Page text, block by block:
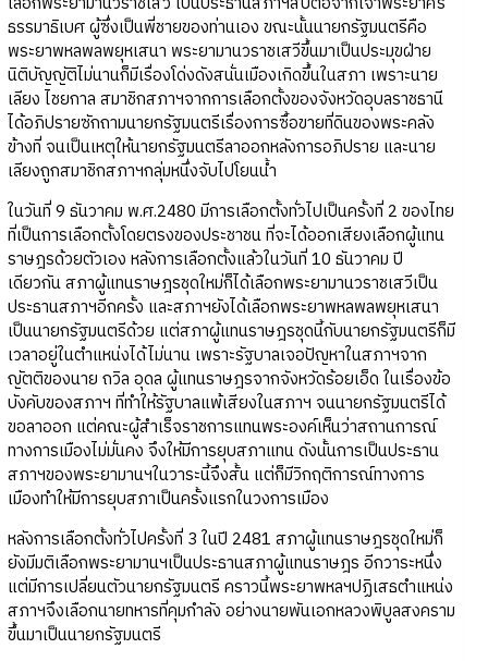
ธรรมาธิเบศ ผู้ซึ่งเป็นพี่ชายของท่านเอง ขณะนั้นนายกรัฐมนตรีคือ
พระยาพหลพลพยุหเสนา พระยามานวราชเสวีขึ้นมาเป็นประมุขฝ่าย
นิติบัญญัติไม่นานก็มีเรื่องโด่งดังสนั่นเมืองเกิดขึ้นในสภา เพราะนาย
เลียง ไชยกาล สมาชิกสภาฯจากการเลือกตั้งของจังหวัดอุบลราชธานี
ได้อภิปรายซักถามนายกรัฐมนตรีเรื่องการซื้อขายที่ดินของพระคลัง
ข้างที่ จนเป็นเหตุให้นายกรัฐมนตรีลาออกหลังการอภิปราย และนาย
เลียงถูกสมาชิกสภาฯกลุ่มหนึ่งจับไปโยนน้ำ
ในวันที่ 9 ธันวาคม พ.ศ.2480 มีการเลือกตั้งทั่วไปเป็นครั้งที่ 2 ของไทย
ที่เป็นการเลือกตั้งโดยตรงของประชาชน ที่จะได้ออกเสียงเลือกผู้แทน
ราษฎรด้วยตัวเอง หลังการเลือกตั้งแล้วในวันที่ 10 ธันวาคม ปี
เดียวกัน สภาผู้แทนราษฎรชุดใหม่ก็ได้เลือกพระยามานวราชเสวีเป็น
ประธานสภาฯอีกครั้ง และสภาฯยังได้เลือกพระยาพหลพลพยุหเสนา
เป็นนายกรัฐมนตรีด้วย แต่สภาผู้แทนราษฎรชุดนี้กับนายกรัฐมนตรีก็มี
เวลาอยู่ในตำแหน่งได้ไม่นาน เพราะรัฐบาลเจอปัญหาในสภาฯจาก
ญัตติของนาย ถวิล อุดล ผู้แทนราษฎรจากจังหวัดร้อยเอ็ด ในเรื่องข้อ
บังคับของสภาฯ ที่ทำให้รัฐบาลแพ้เสียงในสภาฯ จนนายกรัฐมนตรีได้
ขอลาออก แต่คณะผู้สำเร็จราชการแทนพระองค์เห็นว่าสถานการณ์
ทางการเมืองไม่มั่นคง จึงให้มีการยุบสภาแทน ดังนั้นการเป็นประธาน
สภาฯของพระยามานฯในวาระนี้จึงสั้น แต่ก็มีวิกฤติการณ์ทางการ
เมืองทำให้มีการยุบสภาเป็นครั้งแรกในวงการเมือง
หลังการเลือกตั้งทั่วไปครั้งที่ 3 ในปี 2481 สภาผู้แทนราษฎรชุดใหม่ก็
ยังมีมติเลือกพระยามานฯเป็นประธานสภาผู้แทนราษฎร อีกวาระหนึ่ง
แต่มีการเปลี่ยนตัวนายกรัฐมนตรี คราวนี้พระยาพหลฯปฏิเสธตำแหน่ง
สภาฯจึงเลือกนายทหารที่คุมกำลัง อย่างนายพันเอกหลวงพิบูลสงคราม
ขึ้นมาเป็นนายกรัฐมนตรี